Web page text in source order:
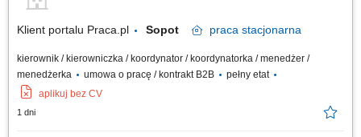
technicznej, formalnej i prawnej. Opracowanie i kompletowanie
Klient portalu Praca.pl Sopot praca stacjonarna
kierownik / kierowniczka / koordynator / koordynatorka / menedżer /
menedżerka
umowa o pracę / kontrakt B2B
pełny etat
aplikuj bez CV
1 dni